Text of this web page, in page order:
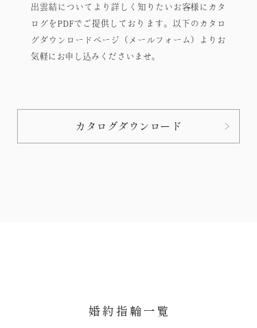
出雲結についてより詳しく知りたいお客様にカタ
ログをPDFでご提供しております。以下のカタロ
グダウンロードページ（メールフォーム）よりお
気軽にお申し込みくださいませ。
カタログダウンロード
婚約指輪一覧